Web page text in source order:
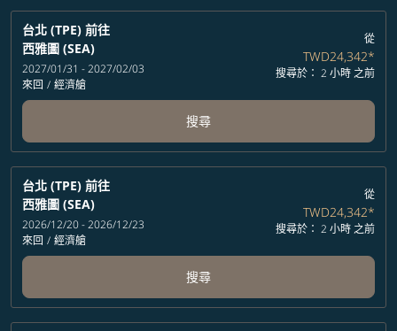
台北 (TPE) 前往
西雅圖 (SEA)
2027/01/31 - 2027/02/03
來回 / 經濟艙
從
TWD24,342*
搜尋於： 2 小時 之前
搜尋
台北 (TPE) 前往
西雅圖 (SEA)
2026/12/20 - 2026/12/23
來回 / 經濟艙
從
TWD24,342*
搜尋於： 2 小時 之前
搜尋